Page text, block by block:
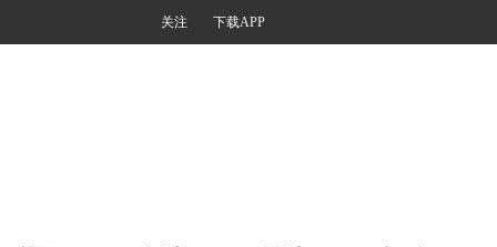
关注 下载APP